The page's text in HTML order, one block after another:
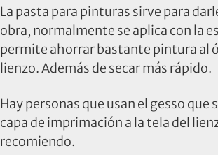
La pasta para pinturas sirve para
obra, normalmente se aplica con la
permite ahorrar bastante pintura al
lienzo. Además de secar más rápido.
Hay personas que usan el gesso que
capa de imprimación a la tela del
recomiendo.